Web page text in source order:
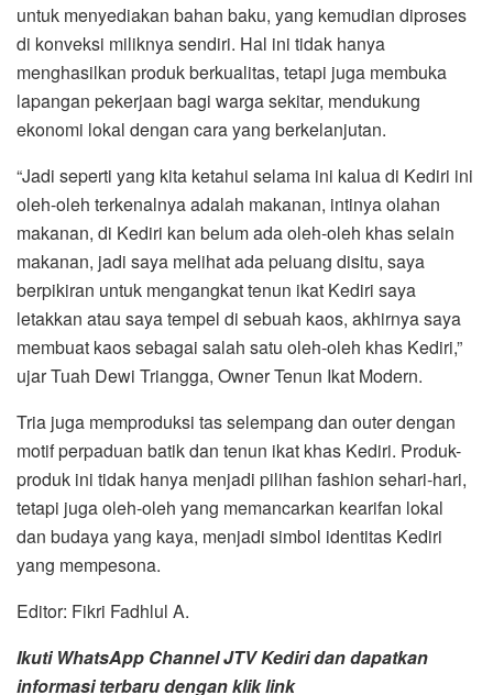
untuk menyediakan bahan baku, yang kemudian diproses
di konveksi miliknya sendiri. Hal ini tidak hanya
menghasilkan produk berkualitas, tetapi juga membuka
lapangan pekerjaan bagi warga sekitar, mendukung
ekonomi lokal dengan cara yang berkelanjutan.
“Jadi seperti yang kita ketahui selama ini kalua di Kediri ini
oleh-oleh terkenalnya adalah makanan, intinya olahan
makanan, di Kediri kan belum ada oleh-oleh khas selain
makanan, jadi saya melihat ada peluang disitu, saya
berpikiran untuk mengangkat tenun ikat Kediri saya
letakkan atau saya tempel di sebuah kaos, akhirnya saya
membuat kaos sebagai salah satu oleh-oleh khas Kediri,”
ujar Tuah Dewi Triangga, Owner Tenun Ikat Modern.
Tria juga memproduksi tas selempang dan outer dengan
motif perpaduan batik dan tenun ikat khas Kediri. Produk-
produk ini tidak hanya menjadi pilihan fashion sehari-hari,
tetapi juga oleh-oleh yang memancarkan kearifan lokal
dan budaya yang kaya, menjadi simbol identitas Kediri
yang mempesona.
Editor: Fikri Fadhlul A.
Ikuti WhatsApp Channel JTV Kediri dan dapatkan
informasi terbaru dengan klik link